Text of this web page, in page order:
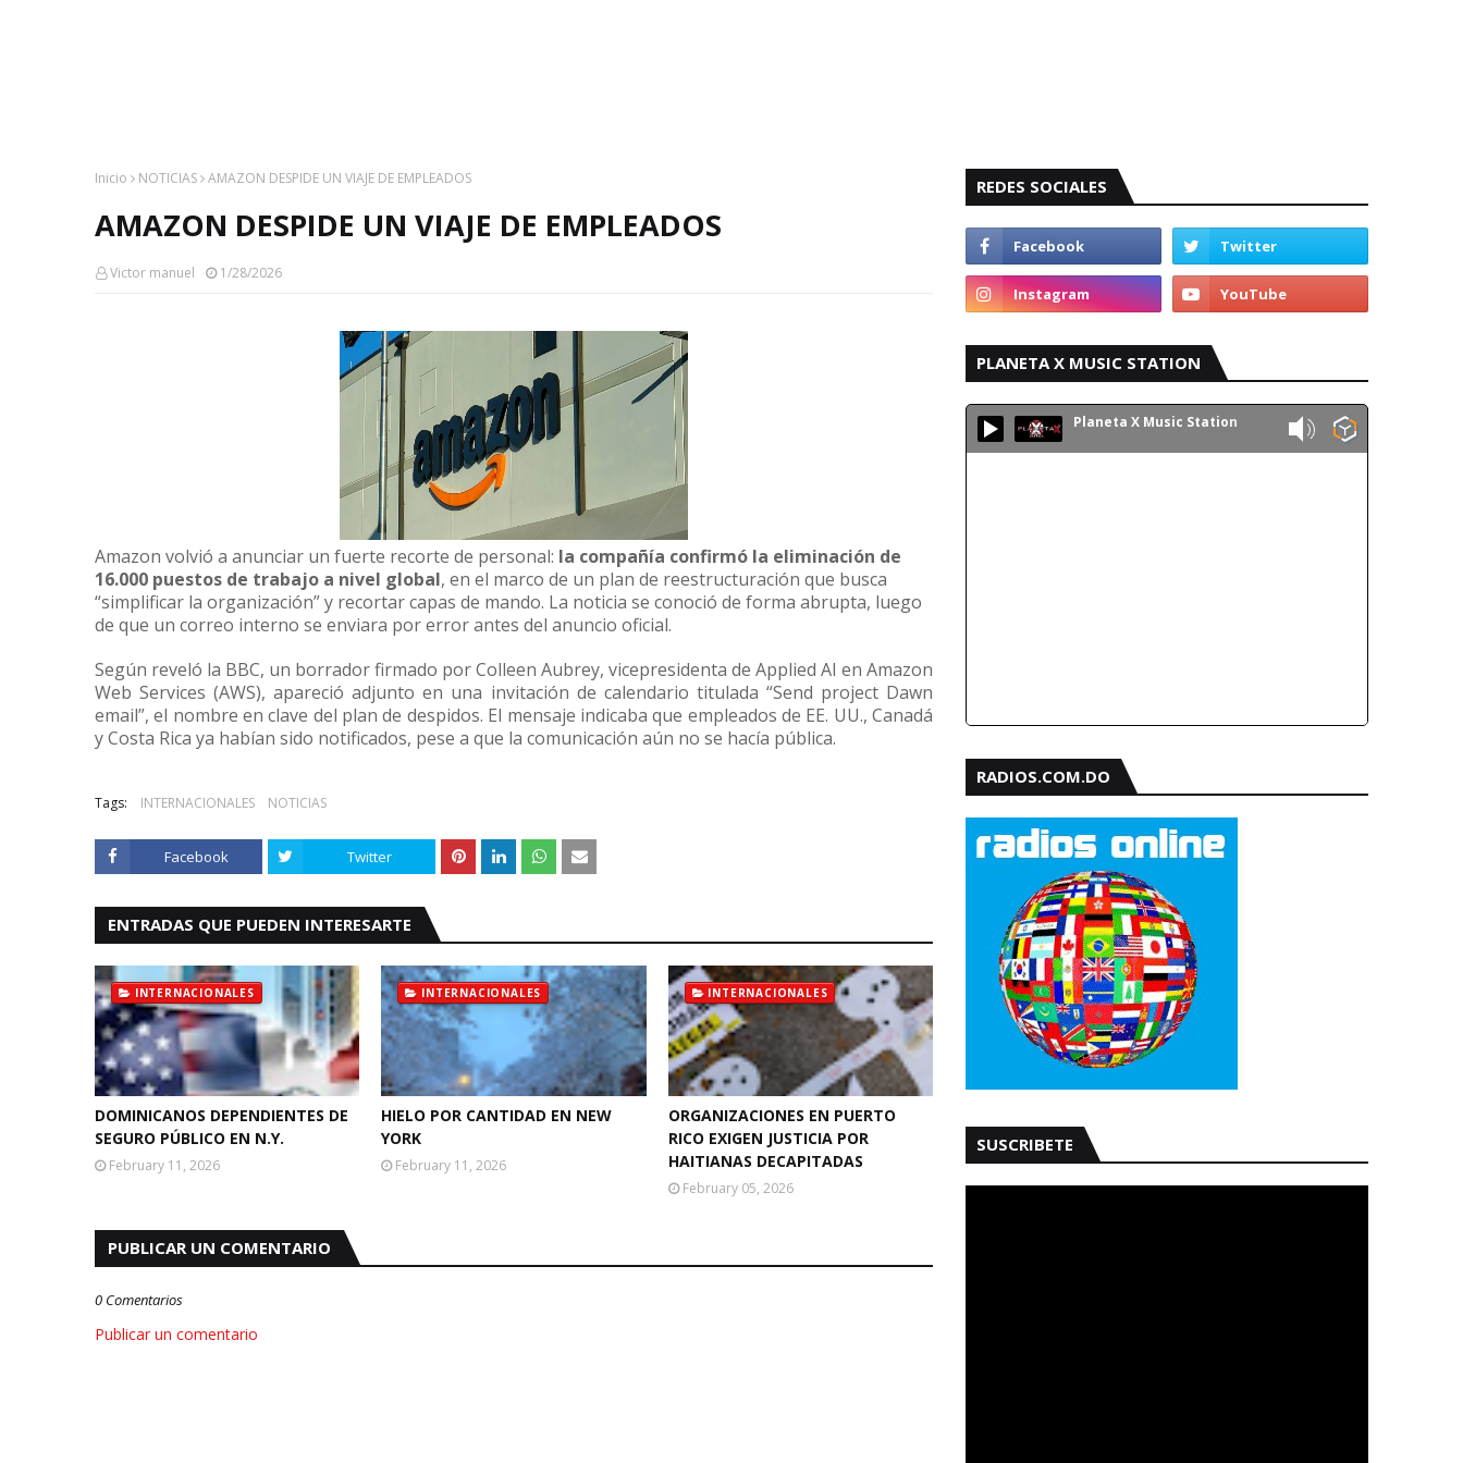
Inicio NOTICIAS AMAZON DESPIDE UN VIAJE DE EMPLEADOS
AMAZON DESPIDE UN VIAJE DE EMPLEADOS
Victor manuel 1/28/2026
Amazon volvió a anunciar un fuerte recorte de personal: la compañía confirmó la eliminación de
16.000 puestos de trabajo a nivel global, en el marco de un plan de reestructuración que busca
“simplificar la organización” y recortar capas de mando. La noticia se conoció de forma abrupta, luego
de que un correo interno se enviara por error antes del anuncio oficial.
Según reveló la BBC, un borrador firmado por Colleen Aubrey, vicepresidenta de Applied AI en Amazon
Web Services (AWS), apareció adjunto en una invitación de calendario titulada “Send project Dawn
email”, el nombre en clave del plan de despidos. El mensaje indicaba que empleados de EE. UU., Canadá
y Costa Rica ya habían sido notificados, pese a que la comunicación aún no se hacía pública.
Tags: INTERNACIONALES NOTICIAS
Facebook Twitter
ENTRADAS QUE PUEDEN INTERESARTE
INTERNACIONALES
DOMINICANOS DEPENDIENTES DE
SEGURO PÚBLICO EN N.Y.
February 11, 2026
INTERNACIONALES
HIELO POR CANTIDAD EN NEW
YORK
February 11, 2026
INTERNACIONALES
ORGANIZACIONES EN PUERTO
RICO EXIGEN JUSTICIA POR
HAITIANAS DECAPITADAS
February 05, 2026
PUBLICAR UN COMENTARIO
0 Comentarios
Publicar un comentario
REDES SOCIALES
PLANETA X MUSIC STATION
Planeta X Music Station
RADIOS.COM.DO
SUSCRIBETE